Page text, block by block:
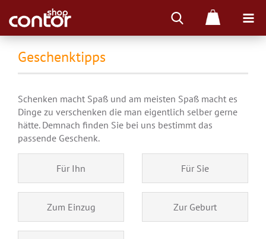
Geschenktipps
Schenken macht Spaß und am meisten Spaß macht es
Dinge zu verschenken die man eigentlich selber gerne
hätte. Demnach finden Sie bei uns bestimmt das
passende Geschenk.
Für Ihn Für Sie
Zum Einzug Zur Geburt